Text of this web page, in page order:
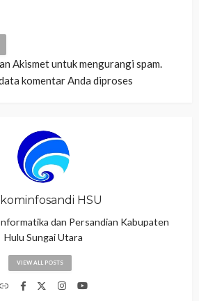
Akismet untuk mengurangi spam.
komentar Anda diproses
HSU
dan Persandian Kabupaten
Hulu Sungai Utara
VIEW ALL POSTS